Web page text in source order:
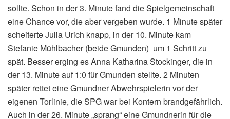
sollte. Schon in der 3. Minute fand die Spielgemeinschaft
eine Chance vor, die aber vergeben wurde. 1 Minute später
scheiterte Julia Urich knapp, in der 10. Minute kam
Stefanie Mühlbacher (beide Gmunden) um 1 Schritt zu
spät. Besser erging es Anna Katharina Stockinger, die in
der 13. Minute auf 1:0 für Gmunden stellte. 2 Minuten
später rettet eine Gmundner Abwehrspielerin vor der
eigenen Torlinie, die SPG war bei Kontern brandgefährlich.
Auch in der 26. Minute „sprang“ eine Gmundnerin für die